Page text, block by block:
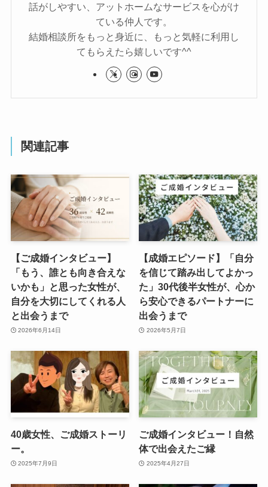
話がしやすい、アットホームなサービスを心がけ
ている仲人です。
結婚相談所をもっと身近に、もっと気軽に利用し
てもらえたら嬉しいです^^
関連記事
【ご成婚インタビュー】
「もう、誰とも向き合えな
いかも」と思った女性が、
自分を大切にしてくれる人
と出会うまで
2026年6月14日
【成婚エピソード】「自分
を信じて踏み出してよかっ
た」30代後半女性が、心か
ら安心できるパートナーに
出会うまで
2026年5月7日
40歳女性、ご成婚ストーリ
ー。
2025年7月9日
ご成婚インタビュー！自然
体で出会えたご縁
2025年4月27日